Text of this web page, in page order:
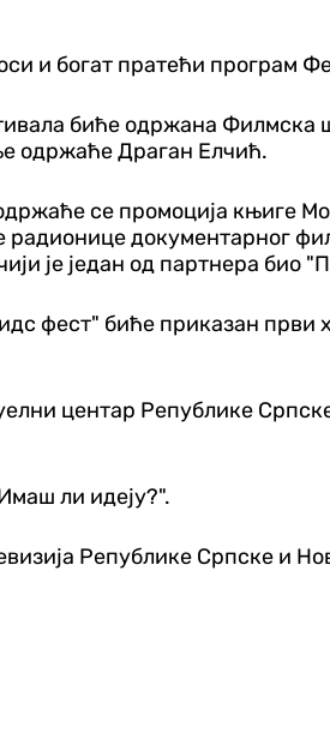
и богат пратећи програм
биће одржана
одржаће Драган Елчић.
се промоција књиге
документарног
је један од партнера био
фест" биће приказан
центар Републике
ли идеју?".
Републике Српске и